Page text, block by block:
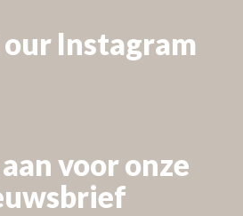
Instagram
voor onze